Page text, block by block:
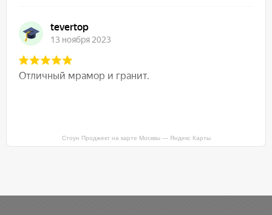
Стоун Проджект на карте Москвы — Яндекс Карты